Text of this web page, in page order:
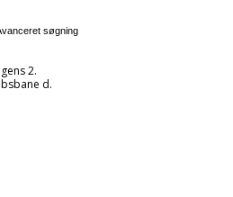
søgning
2.
d.